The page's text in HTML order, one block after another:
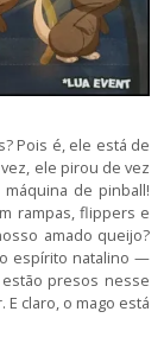
Pois é, ele está de
ele pirou de vez
de pinball!
rampas, flippers e
amado queijo?
espírito natalino —
presos nesse
claro, o mago está